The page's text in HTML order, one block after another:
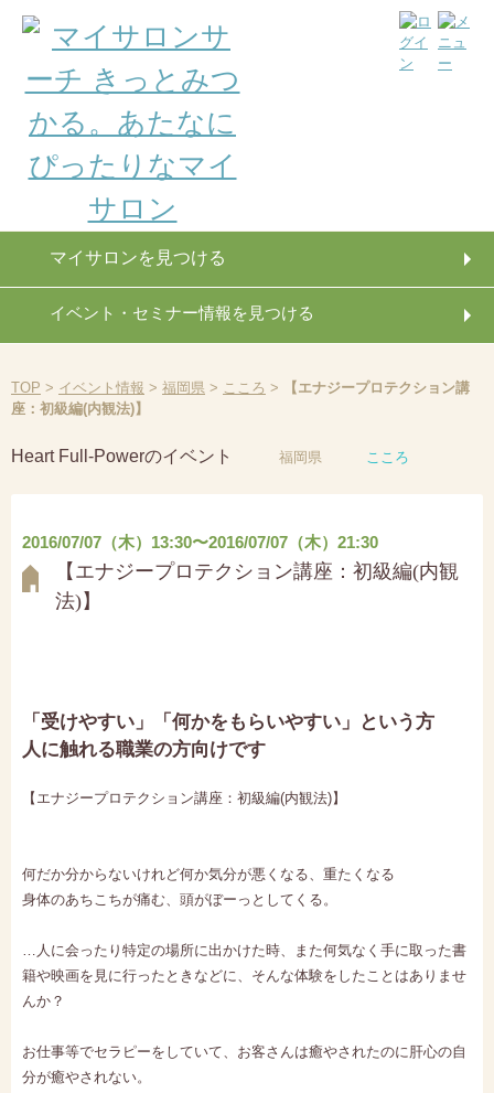
マイサロンを見つける
イベント・セミナー情報を見つける
TOP > イベント情報 > 福岡県 > こころ >
【エナジープロテクション講
座：初級編(内観法)】
Heart Full-Powerのイベント 福岡県 こころ
2016/07/07（木）13:30〜2016/07/07（木）21:30
【エナジープロテクション講座：初級編(内観
法)】
「受けやすい」「何かをもらいやすい」という方
人に触れる職業の方向けです
【エナジープロテクション講座：初級編(内観法)】
何だか分からないけれど何か気分が悪くなる、重たくなる
身体のあちこちが痛む、頭がぼーっとしてくる。
…人に会ったり特定の場所に出かけた時、また何気なく手に取った書
籍や映画を見に行ったときなどに、そんな体験をしたことはありませ
んか？
お仕事等でセラピーをしていて、お客さんは癒やされたのに肝心の自
分が癒やされない。